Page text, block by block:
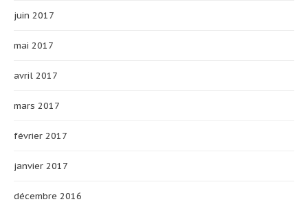
juin 2017
mai 2017
avril 2017
mars 2017
février 2017
janvier 2017
décembre 2016